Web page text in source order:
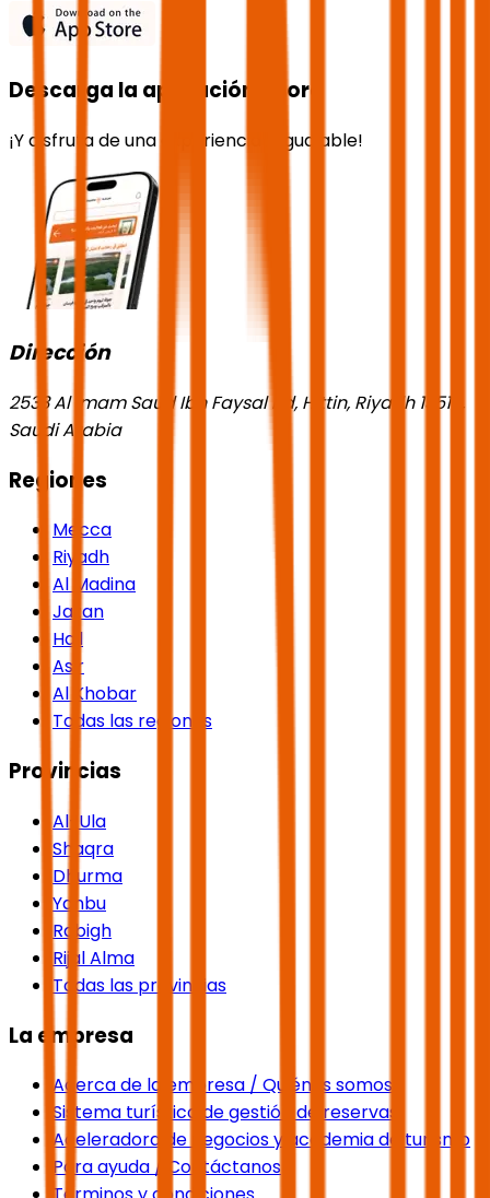
Descarga la aplicación ahora
¡Y disfruta de una experiencia inigualable!
Dirección
2533 Al Imam Saud Ibn Faysal Rd, Hittin, Riyadh 13518,
Saudi Arabia
Regiones
Mecca
Riyadh
Al Madina
Jazan
Hail
Asir
Al Khobar
Todas las regiones
Provincias
Al-Ula
Shaqra
Dhurma
Yanbu
Rabigh
Rijal Alma
Todas las provincias
La empresa
Acerca de la empresa / Quiénes somos
Sistema turístico de gestión de reservas
Aceleradora de negocios y academia de turismo
Para ayuda / Contáctanos